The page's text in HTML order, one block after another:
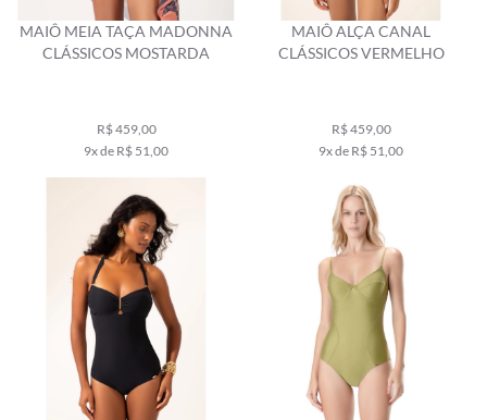
MAIÔ MEIA TAÇA MADONNA
CLÁSSICOS MOSTARDA
R$ 459,00
9x de R$ 51,00
MAIÔ ALÇA CANAL
CLÁSSICOS VERMELHO
R$ 459,00
9x de R$ 51,00